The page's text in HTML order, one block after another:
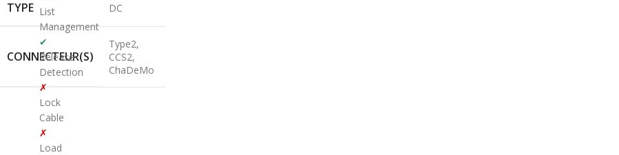
TYPE DC
CONNECTEUR(S)
Type2,
CCS2,
ChaDeMo
List
Management
✔
Release
Detection
✗
Lock
Cable
✗
Load